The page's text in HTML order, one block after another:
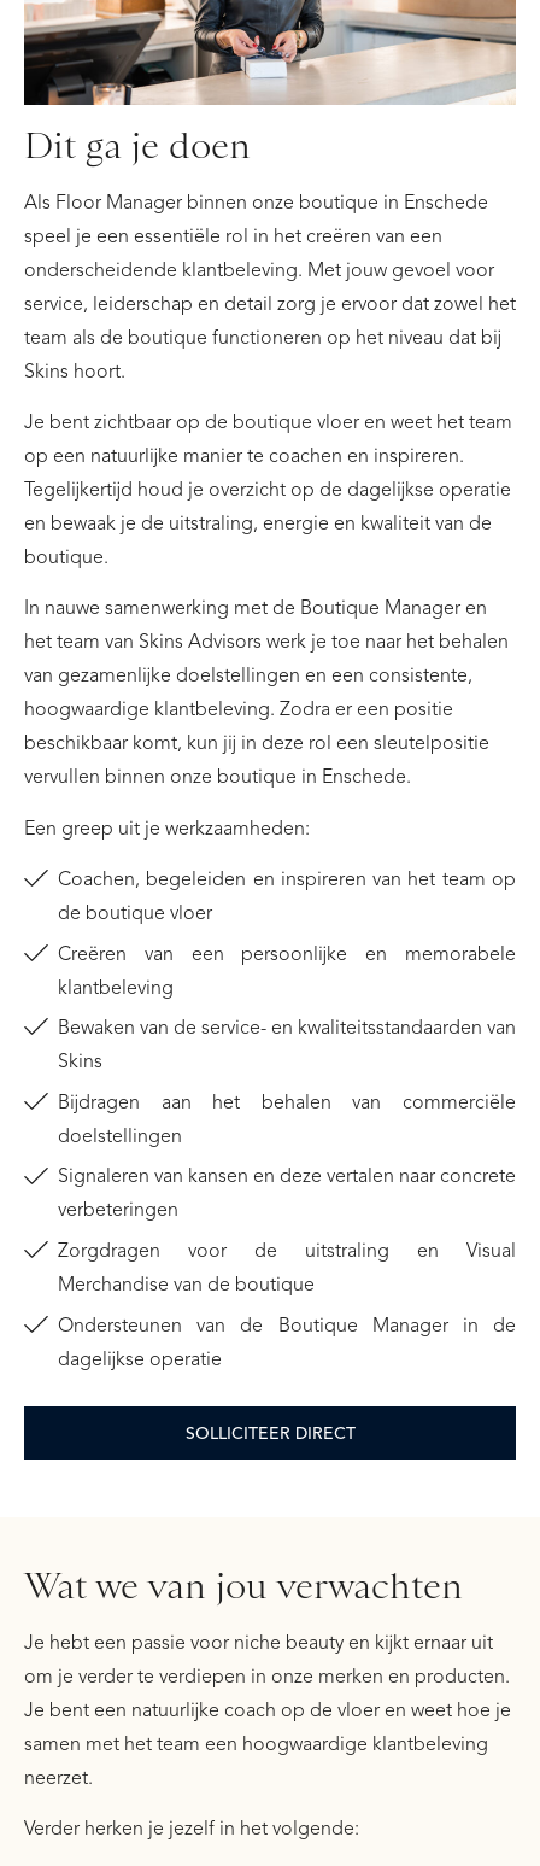
Dit ga je doen
Als Floor Manager binnen onze boutique in Enschede
speel je een essentiële rol in het creëren van een
onderscheidende klantbeleving. Met jouw gevoel voor
service, leiderschap en detail zorg je ervoor dat zowel het
team als de boutique functioneren op het niveau dat bij
Skins hoort.
Je bent zichtbaar op de boutique vloer en weet het team
op een natuurlijke manier te coachen en inspireren.
Tegelijkertijd houd je overzicht op de dagelijkse operatie
en bewaak je de uitstraling, energie en kwaliteit van de
boutique.
In nauwe samenwerking met de Boutique Manager en
het team van Skins Advisors werk je toe naar het behalen
van gezamenlijke doelstellingen en een consistente,
hoogwaardige klantbeleving. Zodra er een positie
beschikbaar komt, kun jij in deze rol een sleutelpositie
vervullen binnen onze boutique in Enschede.
Een greep uit je werkzaamheden:
Coachen, begeleiden en inspireren van het team op
de boutique vloer
Creëren van een persoonlijke en memorabele
klantbeleving
Bewaken van de service- en kwaliteitsstandaarden van
Skins
Bijdragen aan het behalen van commerciële
doelstellingen
Signaleren van kansen en deze vertalen naar concrete
verbeteringen
Zorgdragen voor de uitstraling en Visual
Merchandise van de boutique
Ondersteunen van de Boutique Manager in de
dagelijkse operatie
SOLLICITEER DIRECT
Wat we van jou verwachten
Je hebt een passie voor niche beauty en kijkt ernaar uit
om je verder te verdiepen in onze merken en producten.
Je bent een natuurlijke coach op de vloer en weet hoe je
samen met het team een hoogwaardige klantbeleving
neerzet.
Verder herken je jezelf in het volgende: